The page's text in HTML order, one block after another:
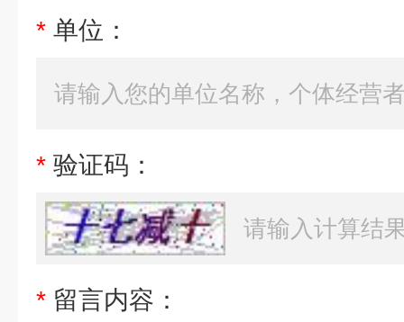
* 单位：
* 验证码：
* 留言内容：